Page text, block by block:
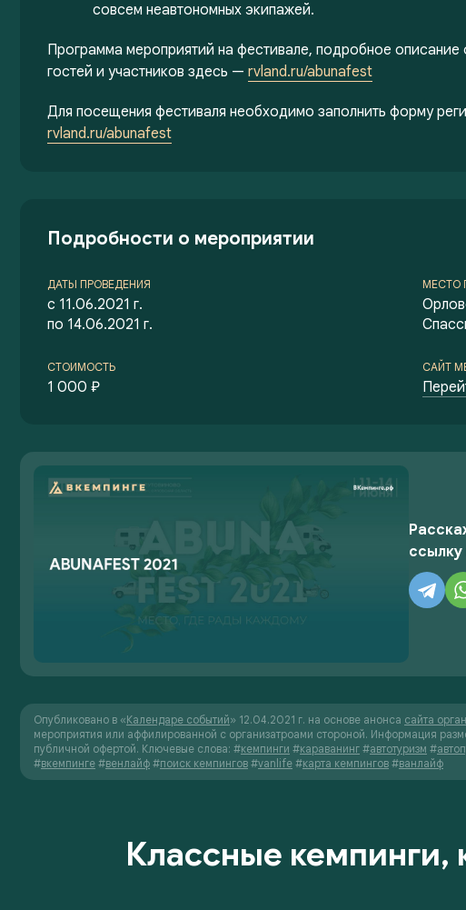
совсем неавтономных экипажей.
Программа мероприятий на фестивале, подробное
гостей и участников здесь — rvland.ru/abunafest
Для посещения фестиваля необходимо заполнить форму
rvland.ru/abunafest
Подробности о мероприятии
ДАТЫ ПРОВЕДЕНИЯ
с 11.06.2021 г.
по 14.06.2021 г.
МЕСТО
СТОИМОСТЬ
1 000 ₽
САЙТ
Опубликовано в «Календаре событий» 12.04.2021 г. на основе анонса сайта
мероприятия или аффилированной с организатроами стороной. Информация
публичной офертой. Ключевые слова: #кемпинги #караванинг #автотуризм #
#вкемпинге #венлайф #поиск кемпингов #vanlife #карта кемпингов #ванлайф
Классные кемпинги,